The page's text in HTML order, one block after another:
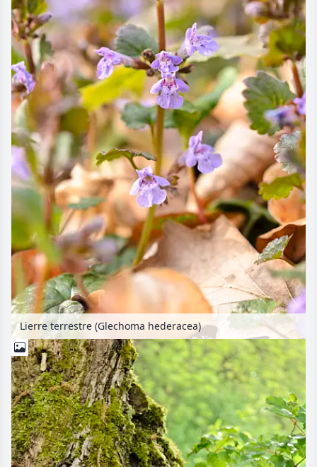
Lierre terrestre (Glechoma hederacea)